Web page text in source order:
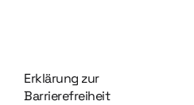
Information und Service
Erklärung zur
Barrierefreiheit